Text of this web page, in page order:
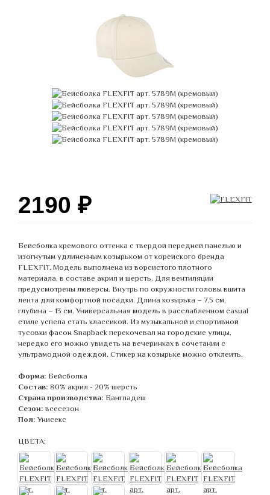
2190 ₽
Бейсболка кремового оттенка с твердой передней панелью и
изогнутым удлиненным козырьком от корейского бренда
FLEXFIT. Модель выполнена из ворсистого плотного
материала, в составе акрил и шерсть. Для вентиляции
предусмотрены люверсы. Внутрь по окружности головы вшита
лента для комфортной посадки. Длина козырька – 7,5 см,
глубина – 13 см. Универсальная модель в расслабленном casual
стиле успела стать классикой. Из музыкальной и спортивной
тусовки фасон Snapback перекочевал на городские улицы,
нередко его можно увидеть на вечеринках в сочетании с
ультрамодной одеждой. Стикер на козырьке можно отклеить.
Форма: Бейсболка
Состав: 80% акрил - 20% шерсть
Страна производства: Бангладеш
Сезон: всесезон
Пол: Унисекс
ЦВЕТА: